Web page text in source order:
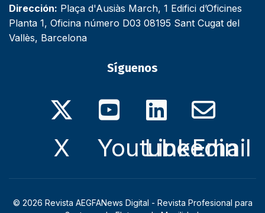
Dirección: Plaça d'Ausiàs March, 1 Edifici d’Oficines
Planta 1, Oficina número D03 08195 Sant Cugat del
Vallès, Barcelona
Síguenos
X YoutubeLinkedin
Email
© 2026 Revista AEGFANews Digital - Revista Profesional para